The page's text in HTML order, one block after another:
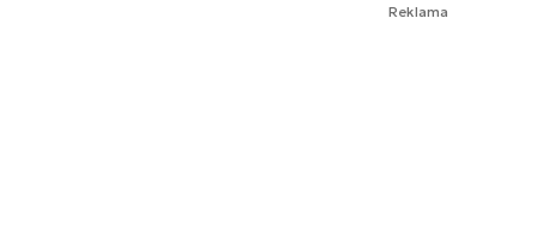
Reklama